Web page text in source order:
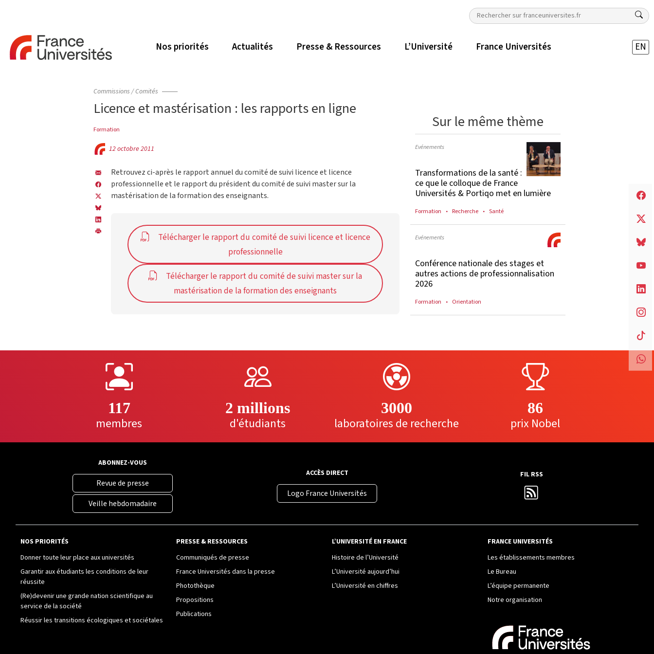
Nos priorités Actualités Presse & Ressources L’Université France Universités EN
Commissions / Comités
Licence et mastérisation : les rapports en ligne
Formation
12 octobre 2011
Retrouvez ci-après le rapport annuel du comité de suivi licence et licence
professionnelle et le rapport du président du comité de suivi master sur la
mastérisation de la formation des enseignants.
Télécharger le rapport du comité de suivi licence et licence
professionnelle
Télécharger le rapport du comité de suivi master sur la
mastérisation de la formation des enseignants
Sur le même thème
Evénements
Transformations de la santé :
ce que le colloque de France
Universités & Portiqo met en lumière
Formation Recherche Santé
Evénements
Conférence nationale des stages et
autres actions de professionnalisation
2026
Formation Orientation
117
membres
2 millions
d'étudiants
3000
laboratoires de recherche
86
prix Nobel
ABONNEZ-VOUS
Revue de presse
Veille hebdomadaire
ACCÈS DIRECT
Logo France Universités
FIL RSS
NOS PRIORITÉS
Donner toute leur place aux universités
Garantir aux étudiants les conditions de leur
réussite
(Re)devenir une grande nation scientifique au
service de la société
Réussir les transitions écologiques et sociétales
PRESSE & RESSOURCES
Communiqués de presse
France Universités dans la presse
Photothèque
Propositions
Publications
L’UNIVERSITÉ EN FRANCE
Histoire de l’Université
L’Université aujourd’hui
L’Université en chiffres
FRANCE UNIVERSITÉS
Les établissements membres
Le Bureau
L’équipe permanente
Notre organisation